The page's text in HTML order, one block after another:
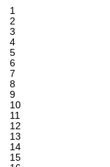
1
2
3
4
5
6
7
8
9
10
11
12
13
14
15